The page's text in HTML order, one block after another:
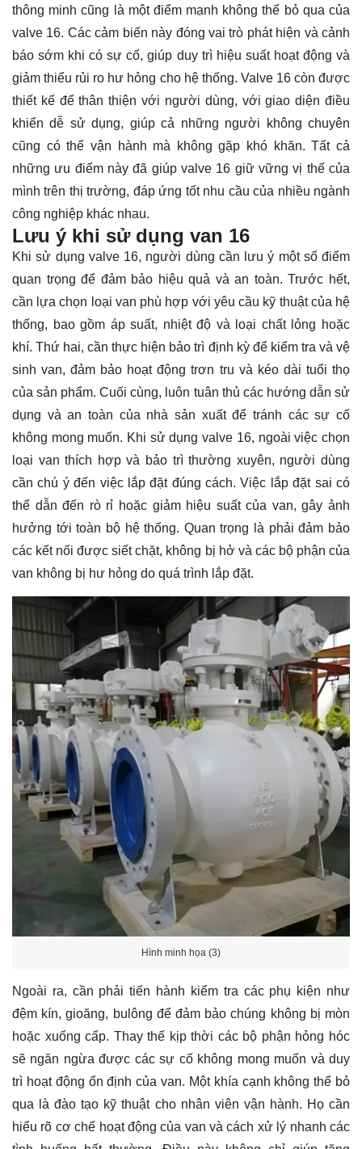
thông minh cũng là một điểm mạnh không thể bỏ qua của
valve 16. Các cảm biến này đóng vai trò phát hiện và cảnh
báo sớm khi có sự cố, giúp duy trì hiệu suất hoạt động và
giảm thiểu rủi ro hư hỏng cho hệ thống. Valve 16 còn được
thiết kế để thân thiện với người dùng, với giao diện điều
khiển dễ sử dụng, giúp cả những người không chuyên
cũng có thể vận hành mà không gặp khó khăn. Tất cả
những ưu điểm này đã giúp valve 16 giữ vững vị thế của
mình trên thị trường, đáp ứng tốt nhu cầu của nhiều ngành
công nghiệp khác nhau.
Lưu ý khi sử dụng van 16
Khi sử dụng valve 16, người dùng cần lưu ý một số điểm
quan trọng để đảm bảo hiệu quả và an toàn. Trước hết,
cần lựa chọn loại van phù hợp với yêu cầu kỹ thuật của hệ
thống, bao gồm áp suất, nhiệt độ và loại chất lỏng hoặc
khí. Thứ hai, cần thực hiện bảo trì định kỳ để kiểm tra và vệ
sinh van, đảm bảo hoạt động trơn tru và kéo dài tuổi thọ
của sản phẩm. Cuối cùng, luôn tuân thủ các hướng dẫn sử
dụng và an toàn của nhà sản xuất để tránh các sự cố
không mong muốn. Khi sử dụng valve 16, ngoài việc chọn
loại van thích hợp và bảo trì thường xuyên, người dùng
cần chú ý đến việc lắp đặt đúng cách. Việc lắp đặt sai có
thể dẫn đến rò rỉ hoặc giảm hiệu suất của van, gây ảnh
hưởng tới toàn bộ hệ thống. Quan trọng là phải đảm bảo
các kết nối được siết chặt, không bị hở và các bộ phận của
van không bị hư hỏng do quá trình lắp đặt.
Hình minh họa (3)
Ngoài ra, cần phải tiến hành kiểm tra các phụ kiện như
đệm kín, gioăng, bulông để đảm bảo chúng không bị mòn
hoặc xuống cấp. Thay thế kịp thời các bộ phận hỏng hóc
sẽ ngăn ngừa được các sự cố không mong muốn và duy
trì hoạt động ổn định của van. Một khía cạnh không thể bỏ
qua là đào tạo kỹ thuật cho nhân viên vận hành. Họ cần
hiểu rõ cơ chế hoạt động của van và cách xử lý nhanh các